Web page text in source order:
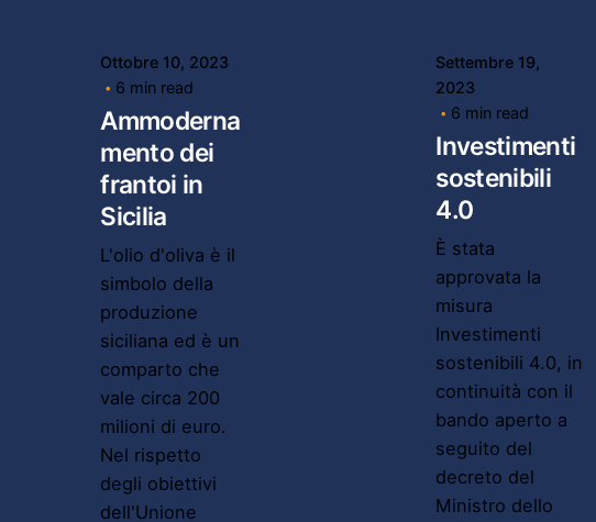
Ottobre 10, 2023
6 min read
Ammoderna
mento dei
frantoi in
Sicilia
L'olio d'oliva è il
simbolo della
produzione
siciliana ed è un
comparto che
vale circa 200
milioni di euro.
Nel rispetto
degli obiettivi
dell'Unione
Settembre 19,
2023
6 min read
Investimenti
sostenibili
4.0
È stata
approvata la
misura
Investimenti
sostenibili 4.0, in
continuità con il
bando aperto a
seguito del
decreto del
Ministro dello